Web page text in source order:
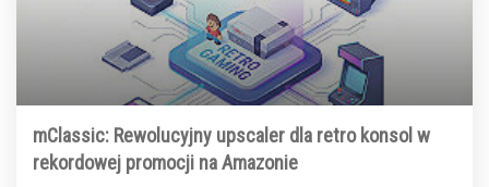
mClassic: Rewolucyjny upscaler dla retro konsol w
rekordowej promocji na Amazonie